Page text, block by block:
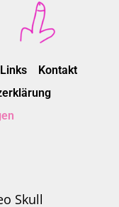
Links
Kontakt
Skull